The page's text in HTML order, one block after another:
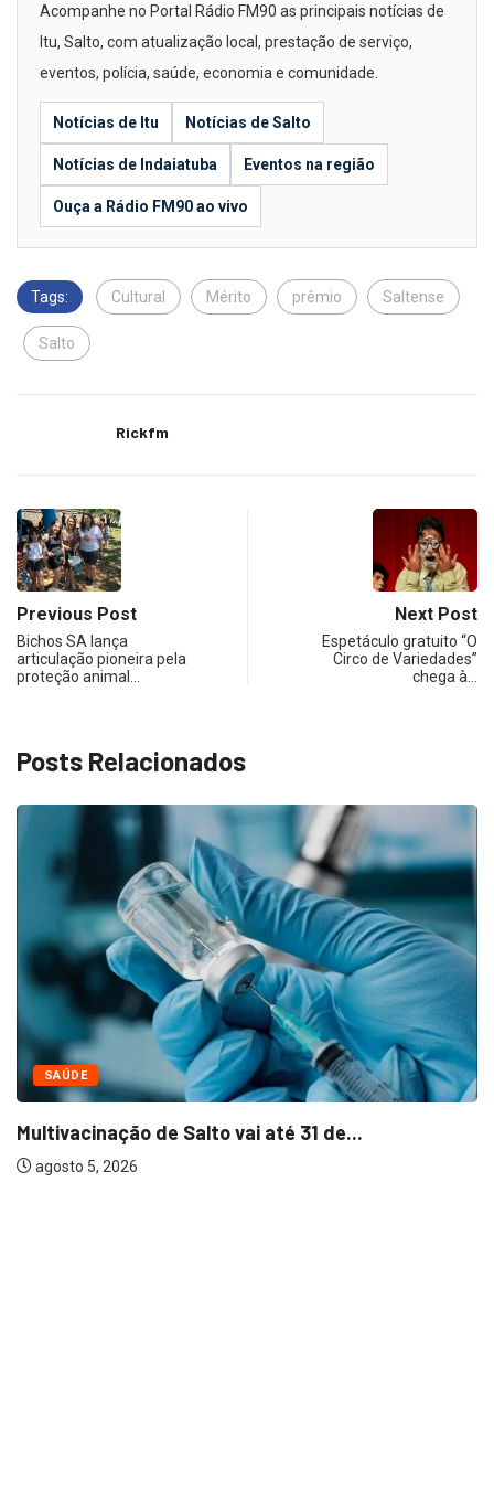
Acompanhe no Portal Rádio FM90 as principais notícias de
Itu, Salto, com atualização local, prestação de serviço,
eventos, polícia, saúde, economia e comunidade.
Notícias de Itu Notícias de Salto
Notícias de Indaiatuba Eventos na região
Ouça a Rádio FM90 ao vivo
Tags: Cultural Mérito prêmio Saltense
Salto
Rickfm
Previous Post
Bichos SA lança
articulação pioneira pela
proteção animal…
Next Post
Espetáculo gratuito “O
Circo de Variedades”
chega à…
Posts Relacionados
SAÚDE
Multivacinação de Salto vai até 31 de...
agosto 5, 2026